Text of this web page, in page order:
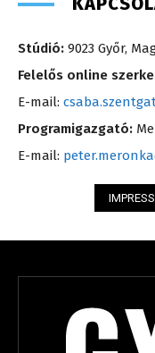
Stúdió: 9023 Győr,
Felelős online
E-mail:
Programigazgató:
E-mail: